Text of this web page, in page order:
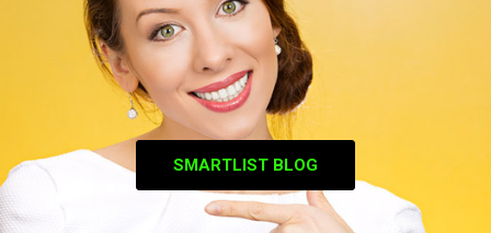
SMARTLIST BLOG